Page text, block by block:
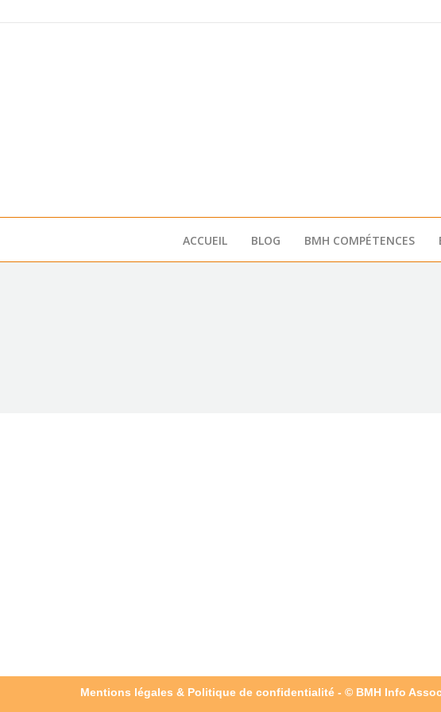
ACCUEIL BLOG BMH COMPÉTENCES
Mentions légales & Politique de confidentialité - © BMH Info